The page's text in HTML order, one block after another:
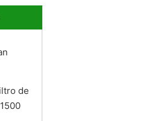
Tacoma
de